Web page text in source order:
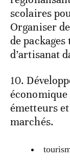
scolaires
Organiser
de
d’artisanat
10.
économique
émetteurs
marchés.